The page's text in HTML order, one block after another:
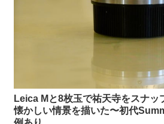
Leica Mと8枚玉で祐天寺をスナッ
懐かしい情景を描いた〜初代